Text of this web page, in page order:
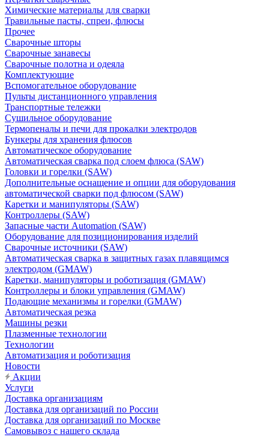
Химические материалы для сварки
Травильные пасты, спреи, флюсы
Прочее
Сварочные шторы
Сварочные занавесы
Сварочные полотна и одеяла
Комплектующие
Вспомогательное оборудование
Пульты дистанционного управления
Транспортные тележки
Сушильное оборудование
Термопеналы и печи для прокалки электродов
Бункеры для хранения флюсов
Автоматическое оборудование
Автоматическая сварка под слоем флюса (SAW)
Головки и горелки (SAW)
Дополнительные оснащение и опции для оборудования
автоматической сварки под флюсом (SAW)
Каретки и манипуляторы (SAW)
Контроллеры (SAW)
Запасные части Automation (SAW)
Оборудование для позиционирования изделий
Сварочные источники (SAW)
Автоматическая сварка в защитных газах плавящимся
электродом (GMAW)
Каретки, манипуляторы и роботизация (GMAW)
Контроллеры и блоки управления (GMAW)
Подающие механизмы и горелки (GMAW)
Автоматическая резка
Машины резки
Плазменные технологии
Технологии
Автоматизация и роботизация
Новости
Акции
Услуги
Доставка организациям
Доставка для организаций по России
Доставка для организаций по Москве
Самовывоз с нашего склада